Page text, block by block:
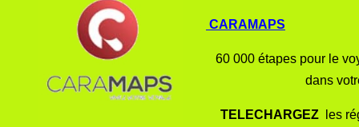
CARAMAPS
60 000 étapes pour le
dans
TELECHARGEZ les